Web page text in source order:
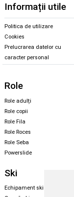
Informații utile
Politica de utilizare
Cookies
Prelucrarea datelor cu
caracter personal
Role
Role adulți
Role copii
Role Fila
Role Roces
Role Seba
Powerslide
Ski
Echipament ski